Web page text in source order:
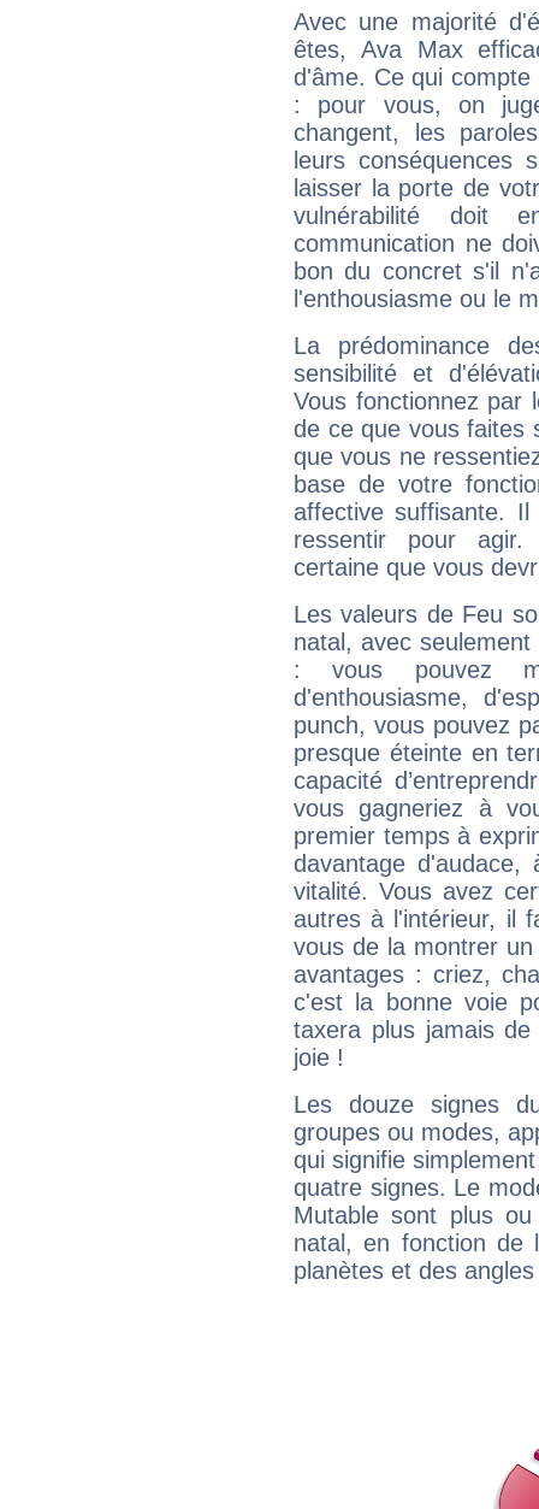
Avec une majorité
êtes, Ava Max
d'âme. Ce qui
: pour vous, on
changent, les
leurs conséquences
laisser la porte de
vulnérabilité doit
communication ne
bon du concret s'il
l'enthousiasme ou le
La prédominance
sensibilité et
Vous fonctionnez
de ce que vous faites
que vous ne
base de votre
affective suffisante.
ressentir pour agir.
certaine que vous
Les valeurs de Feu
natal, avec
: vous pouvez
d'enthousiasme,
punch, vous pouvez
presque éteinte en
capacité
vous gagneriez à
premier temps à
davantage
vitalité. Vous avez
autres à l'intérieur, il
vous de la montrer
avantages : criez,
c'est la bonne voie
taxera plus jamais
joie !
Les douze signes
groupes ou modes,
qui signifie
quatre signes. Le
Mutable sont plus
natal, en fonction de
planètes et des